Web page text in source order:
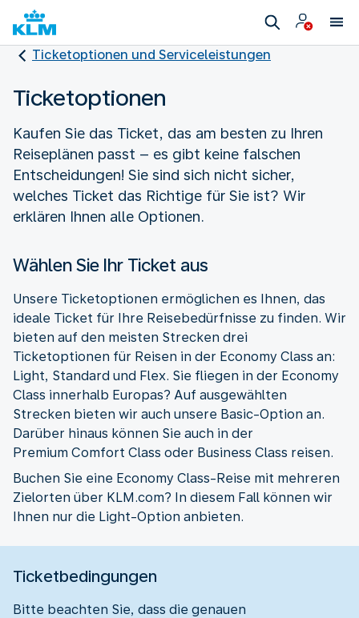
Ticketoptionen und Serviceleistungen
Ticketoptionen
Kaufen Sie das Ticket, das am besten zu Ihren
Reiseplänen passt – es gibt keine falschen
Entscheidungen! Sie sind sich nicht sicher,
welches Ticket das Richtige für Sie ist? Wir
erklären Ihnen alle Optionen.
Wählen Sie Ihr Ticket aus
Unsere Ticketoptionen ermöglichen es Ihnen, das
ideale Ticket für Ihre Reisebedürfnisse zu finden. Wir
bieten auf den meisten Strecken drei
Ticketoptionen für Reisen in der Economy Class an:
Light, Standard und Flex. Sie fliegen in der Economy
Class innerhalb Europas? Auf ausgewählten
Strecken bieten wir auch unsere Basic-Option an.
Darüber hinaus können Sie auch in der
Premium Comfort Class oder Business Class reisen.
Buchen Sie eine Economy Class-Reise mit mehreren
Zielorten über KLM.com? In diesem Fall können wir
Ihnen nur die Light-Option anbieten.
Ticketbedingungen
Bitte beachten Sie, dass die genauen